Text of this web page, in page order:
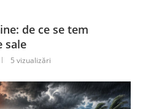
de ce se tem
sale
5 vizualizări